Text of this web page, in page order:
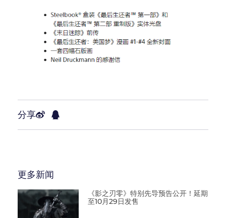
分享
更多新闻
《影之刃零》特别先导预告公开！延期
至10月29日发售